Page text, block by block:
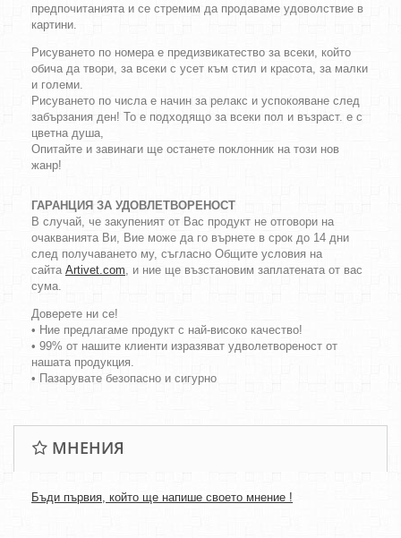
предпочитанията и се стремим да продаваме удоволствие в
картини.
Рисуването по номера е предизвикатество за всеки, който
обича да твори, за всеки с усет към стил и красота, за малки
и големи.
Рисуването по числа е начин за релакс и успокояване след
забързания ден! То е подходящо за всеки пол и възраст. е с
цветна душа,
Опитайте и завинаги ще останете поклонник на този нов
жанр!
ГАРАНЦИЯ ЗА УДОВЛЕТВОРЕНОСТ
В случай, че закупеният от Вас продукт не отговори на
очакванията Ви, Вие може да го върнете в срок до 14 дни
след получаването му, съгласно Общите условия на
сайта Artivet.com, и ние ще възстановим заплатената от вас
сума.
Доверете ни се!
• Ние предлагаме продукт с най-високо качество!
• 99% от нашите клиенти изразяват удволетвореност от
нашата продукция.
• Пазарувате безопасно и сигурно
МНЕНИЯ
Бъди първия, който ще напише своето мнение !